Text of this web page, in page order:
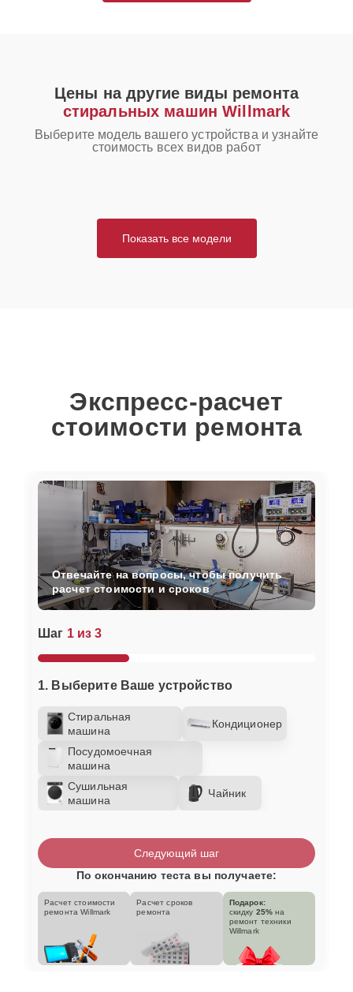
Цены на другие виды ремонта
стиральных машин Willmark
Выберите модель вашего устройства и узнайте
стоимость всех видов работ
Показать все модели
Экспресс-расчет
стоимости ремонта
Шаг 1 из 3
1. Выберите Ваше устройство
Стиральная
машина
Кондиционер
Посудомоечная
машина
Сушильная
машина
Чайник
Отвечайте на вопросы, чтобы получить
расчет стоимости и сроков
Следующий шаг
По окончанию теста вы получаете:
Расчет стоимости
ремонта Willmark
Расчет сроков
ремонта
Подарок:
скидку 25% на
ремонт техники
Willmark